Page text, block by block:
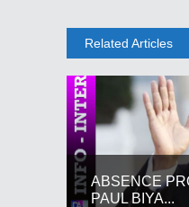
Related Articles
ABSENCE
PAUL BIYA...